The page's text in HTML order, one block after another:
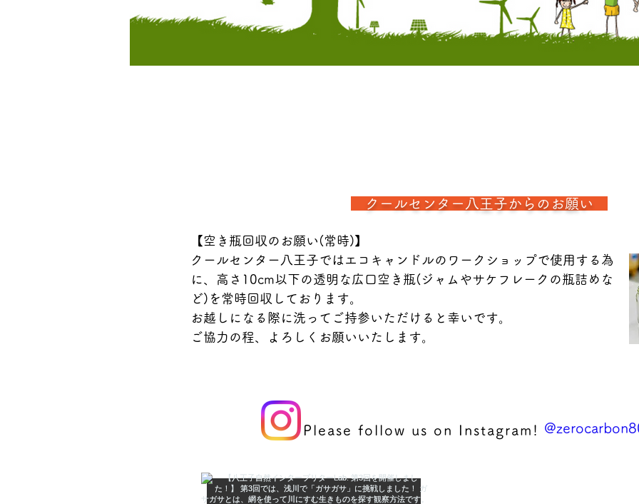
クールセンター八王子からのお願い
【空き瓶回収のお願い(常時)】
クールセンター八王子ではエコキャンドルのワークショップで使用する為
に、高さ10cm以下の透明な広口空き瓶(ジャムやサケフレークの瓶詰めな
ど)を常時回収しております。
お越しになる際に洗ってご持参いただけると幸いです。
​ご協力の程、よろしくお願いいたします。
Please follow us on Instagram!